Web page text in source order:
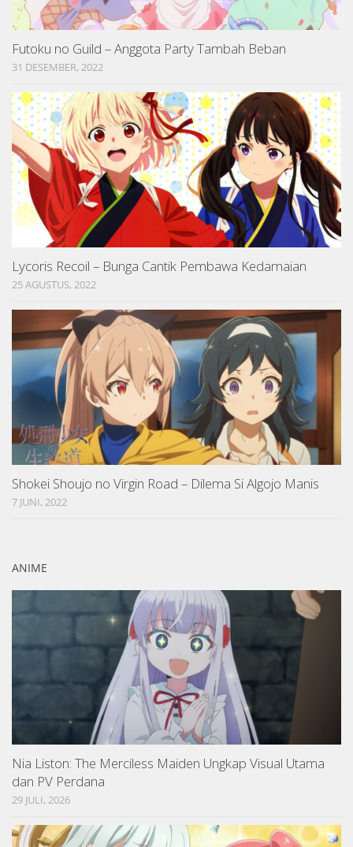
Futoku no Guild – Anggota Party Tambah Beban
31 DESEMBER, 2022
Lycoris Recoil – Bunga Cantik Pembawa Kedamaian
25 AGUSTUS, 2022
Shokei Shoujo no Virgin Road – Dilema Si Algojo Manis
7 JUNI, 2022
ANIME
Nia Liston: The Merciless Maiden Ungkap Visual Utama
dan PV Perdana
29 JULI, 2026